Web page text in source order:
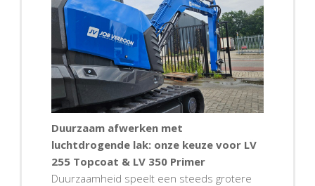
Duurzaam afwerken met
luchtdrogende lak: onze keuze voor LV
255 Topcoat & LV 350 Primer
Duurzaamheid speelt een steeds grotere